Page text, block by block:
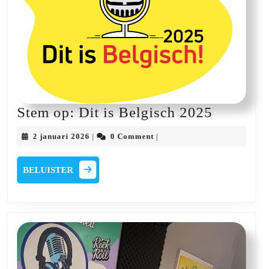
Stem op: Dit is Belgisch 2025Stem
2 januari 2026 2
2026
0 Comment
BELUISTER